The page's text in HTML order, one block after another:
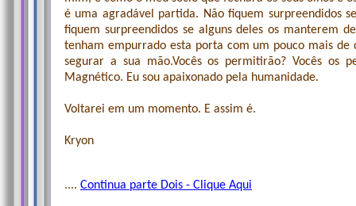
é uma agradável partida. Não fiquem surpreendidos
fiquem surpreendidos se alguns deles os manterem
tenham empurrado esta porta com um pouco mais
segurar a sua mão.Vocês os permitirão? Vocês os
Magnético. Eu sou apaixonado pela humanidade.
Voltarei em um momento. E assim é.
Kryon
.... Continua parte Dois - Clique Aqui